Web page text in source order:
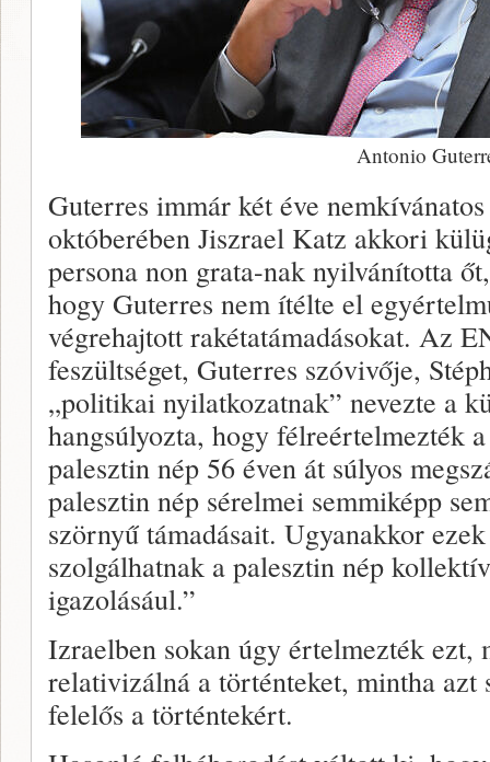
Antonio
Guterres immár két éve
októberében Jiszrael Katz akkori
persona non grata-nak nyilvánította
hogy Guterres nem ítélte el
végrehajtott rakétatámadásokat. Az
feszültséget, Guterres szóvivője,
„politikai nyilatkozatnak” nevezte a
hangsúlyozta, hogy félreértelmezték
palesztin nép 56 éven át súlyos
palesztin nép sérelmei semmiképp
szörnyű támadásait. Ugyanakkor
szolgálhatnak a palesztin nép
igazolásául.”
Izraelben sokan úgy értelmezték ezt,
relativizálná a történteket, mintha azt
felelős a történtekért.